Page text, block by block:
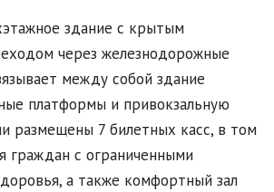
здание с крытым
через железнодорожные
между собой здание
платформы и привокзальную
размещены 7 билетных касс, в том
граждан с ограниченными
а также комфортный зал